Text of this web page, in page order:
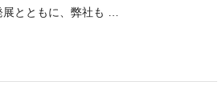
展とともに、弊社も …